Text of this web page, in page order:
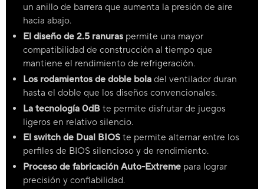
un anillo de barrera que aumenta la presión de aire
hacia abajo.
El diseño de 2.5 ranuraspermite una mayor
compatibilidad de construcción al tiempo que
mantiene el rendimiento de refrigeración.
Los rodamientos de doble boladel ventilador duran
hasta el doble que los diseños convencionales.
La tecnología 0dBte permite disfrutar de juegos
ligeros en relativo silencio.
El switch de Dual BIOSte permite alternar entre los
perfiles de BIOS silencioso y de rendimiento.
Proceso de fabricación Auto-Extremepara lograr
precisión y confiabilidad.